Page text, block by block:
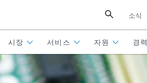
소식
시장 서비스 자원 경력